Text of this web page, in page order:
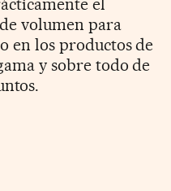
el
volumen para
en los productos de
y sobre todo de